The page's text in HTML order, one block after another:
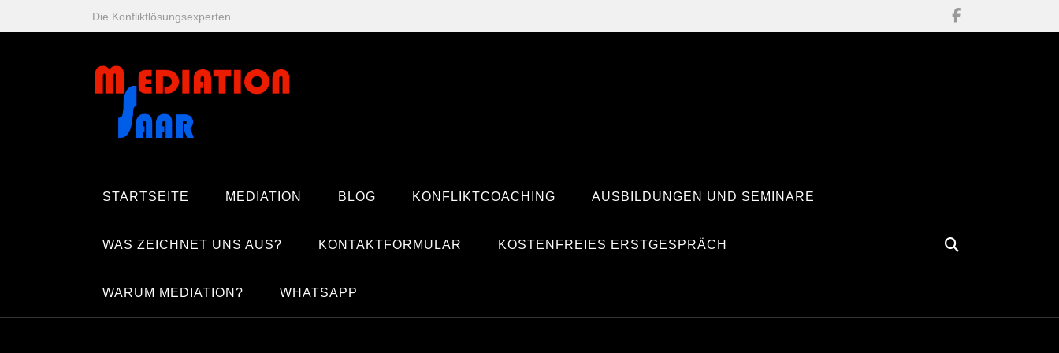
Inhalt
Die Konfliktlösungsexperten
STARTSEITE MEDIATION BLOG KONFLIKTCOACHING AUSBILDUNGEN UND SEMINARE
WAS ZEICHNET UNS AUS? KONTAKTFORMULAR KOSTENFREIES ERSTGESPRÄCH
WARUM MEDIATION? WHATSAPP